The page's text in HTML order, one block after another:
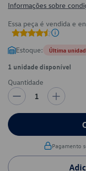
Informações sobre
Essa peça é vendida e
Estoque: Última
1 unidade disponível
Quantidade
1
Pagamento